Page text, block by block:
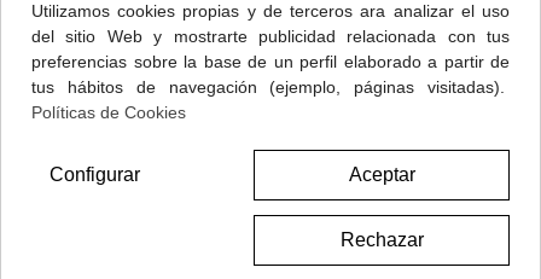
Dr. Scholl Plantilla Gelactiv Uso Diario Mujer 1 Par
Utilizamos cookies propias y de terceros ara analizar el uso
del sitio Web y mostrarte publicidad relacionada con tus
preferencias sobre la base de un perfil elaborado a partir de
tus hábitos de navegación (ejemplo, páginas visitadas).
Políticas de Cookies
Aceptar
Rechazar
Configurar